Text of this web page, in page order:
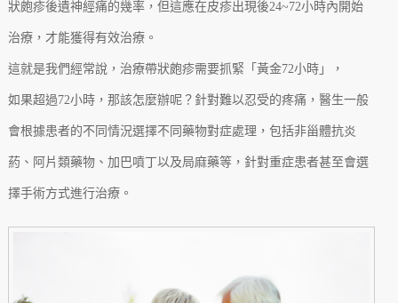
狀皰疹後遺神經痛的幾率，但這應在皮疹出現後24~72小時內開始
治療，才能獲得有效治療。
這就是我們經常說，治療帶狀皰疹需要抓緊「黃金72小時」，
如果超過72小時，那該怎麼辦呢？針對難以忍受的疼痛，醫生一般
會根據患者的不同情況選擇不同藥物對症處理，包括非甾體抗炎
葯、阿片類藥物、加巴噴丁以及局麻藥等，針對重症患者甚至會選
擇手術方式進行治療。